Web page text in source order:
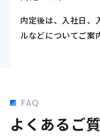
内定後は、入社日、
ルなどについてご案
FAQ
よくあるご